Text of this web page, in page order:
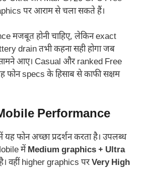
पर आराम से चला सकते हैं।
मजबूत होनी चाहिए, लेकिन exact
drain तभी कहना सही होगा जब
आए। Casual और ranked Free
फोन specs के हिसाब से काफी सक्षम
Performance
फोन अच्छा प्रदर्शन करता है। उपलब्ध
मेंMedium graphics + Ultra
वहीं higher graphics परVery High